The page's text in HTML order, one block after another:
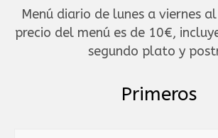
Menú diario de lunes a viernes
precio del menú es de 10€,
segundo plato y
Primeros